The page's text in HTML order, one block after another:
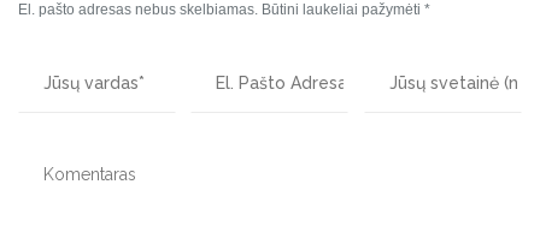
El. pašto adresas nebus skelbiamas. Būtini laukeliai pažymėti *